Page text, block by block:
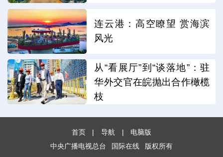
连云港：高空瞭望 赏海滨
风光
从“看展厅”到“谈落地”：驻
华外交官在皖抛出合作橄榄
枝
首页 | 导航 |
电脑版
中央广播电视总台
国际在线 版权所有